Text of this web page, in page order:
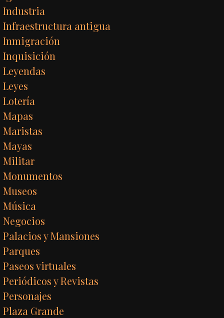
Industria
Infraestructura antigua
Inmigración
Inquisición
Leyendas
Leyes
Lotería
Mapas
Maristas
Mayas
Militar
Monumentos
Museos
Música
Negocios
Palacios y Mansiones
Parques
Paseos virtuales
Periódicos y Revistas
Personajes
Plaza Grande